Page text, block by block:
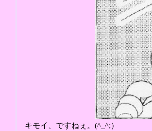
キモイ、ですねぇ。(^_^;）